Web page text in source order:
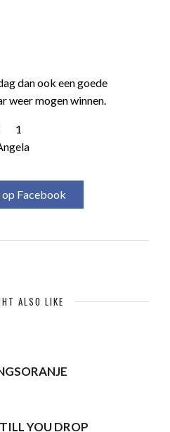
dan ook een goede
weer mogen winnen.
op Facebook
ALSO LIKE
YOU DROP